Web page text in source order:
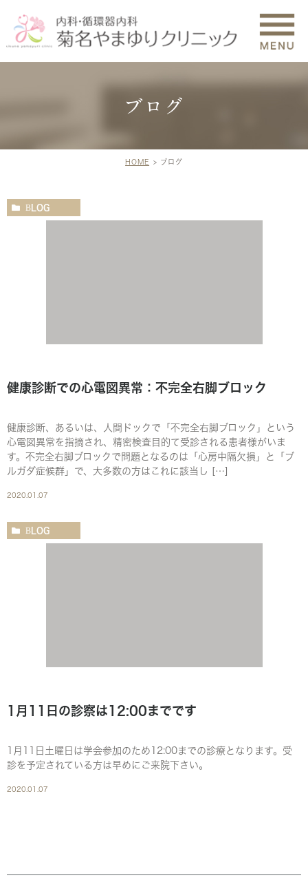
ブログ
HOME ブログ
BLOG
健康診断での心電図異常：不完全右脚ブロック
健康診断、あるいは、人間ドックで「不完全右脚ブロック」という
心電図異常を指摘され、精密検査目的て受診される患者様がいま
す。不完全右脚ブロックで問題となるのは「心房中隔欠損」と「ブ
ルガダ症候群」で、大多数の方はこれに該当し […]
2020.01.07
BLOG
1月11日の診察は12:00までです
1月11日土曜日は学会参加のため12:00までの診療となります。受
診を予定されている方は早めにご来院下さい。
2020.01.07